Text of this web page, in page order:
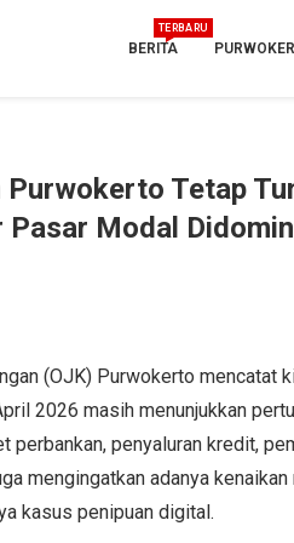
BERITA
TERBARU
Tetap
Modal
(OJK) Purwokerto mencatat
2026 masih menunjukkan
perbankan, penyaluran kredit,
mengingatkan adanya
kasus penipuan digital.